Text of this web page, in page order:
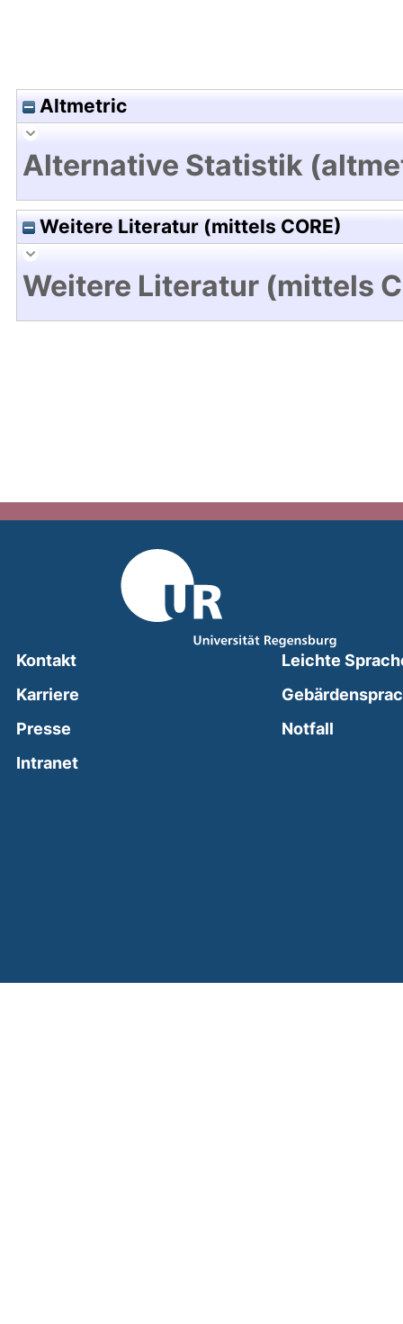
Altmetric
Alternative Statistik
Weitere Literatur (mittels CORE)
Weitere Literatur (mittels
Kontakt
Karriere
Presse
Intranet(external link, opens in a new window)
Leichte
Notfall